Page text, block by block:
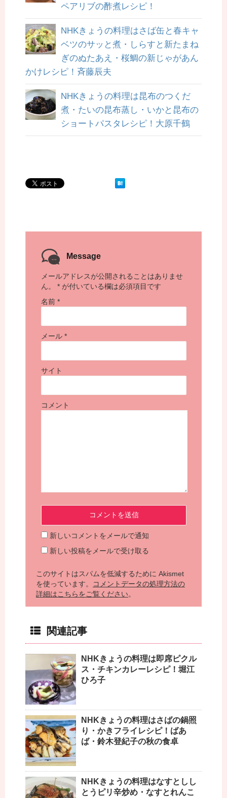
ペアリブの酢煮レシピ！
NHKきょうの料理はさば缶と春キャ
ベツのサッと煮・しらすと新たまね
ぎのぬたあえ・桜鯛の新じゃがあん
かけレシピ！斉藤辰夫
NHKきょうの料理は昆布のつくだ
煮・たいの昆布蒸し・いかと昆布の
ショートパスタレシピ！大原千鶴
Message
メールアドレスが公開されることはありませ
ん。
* が付いている欄は必須項目です
名前 *
メール *
サイト
コメント
新しいコメントをメールで通知
新しい投稿をメールで受け取る
このサイトはスパムを低減するために Akismet
を使っています。
コメントデータの処理方法の
詳細はこちらをご覧ください。
関連記事
NHKきょうの料理は即席ピクル
ス・チキンカレーレシピ！堀江
ひろ子
NHKきょうの料理はさばの鍋照
り・かきフライレシピ！ばあ
ば・鈴木登紀子の秋の食卓
NHKきょうの料理はなすとしし
とうピリ辛炒め・なすとれんこ